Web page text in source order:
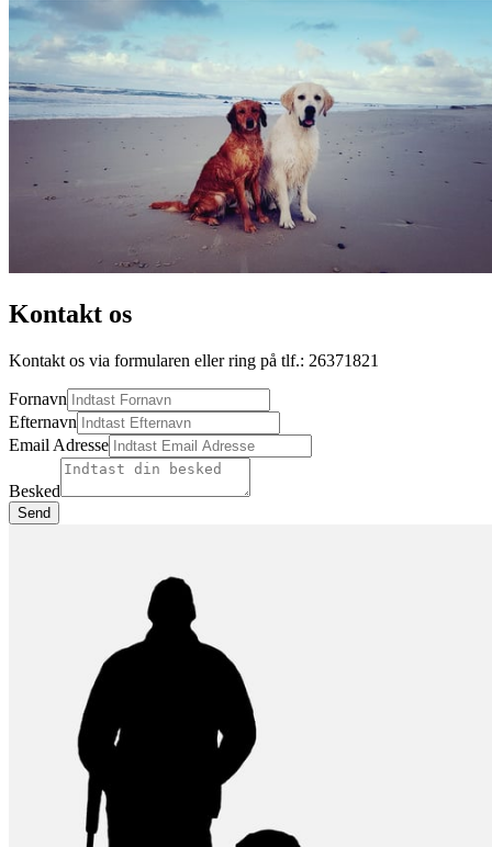
Kontakt os
Kontakt os via formularen eller ring på tlf.: 26371821
Fornavn
Efternavn
Email Adresse
Besked
Send